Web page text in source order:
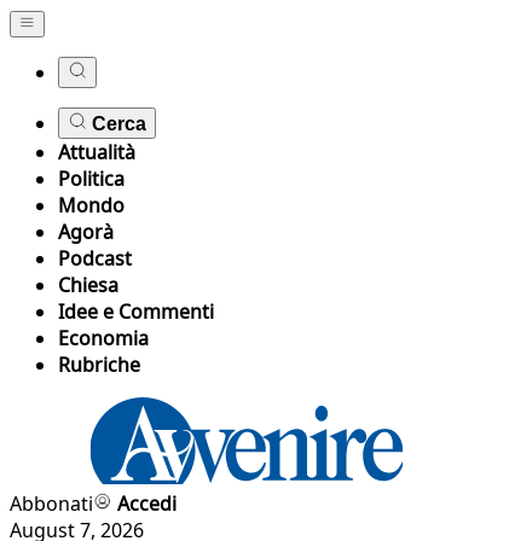
Cerca
Attualità
Politica
Mondo
Agorà
Podcast
Chiesa
Idee e Commenti
Economia
Rubriche
Abbonati
Accedi
August 7, 2026